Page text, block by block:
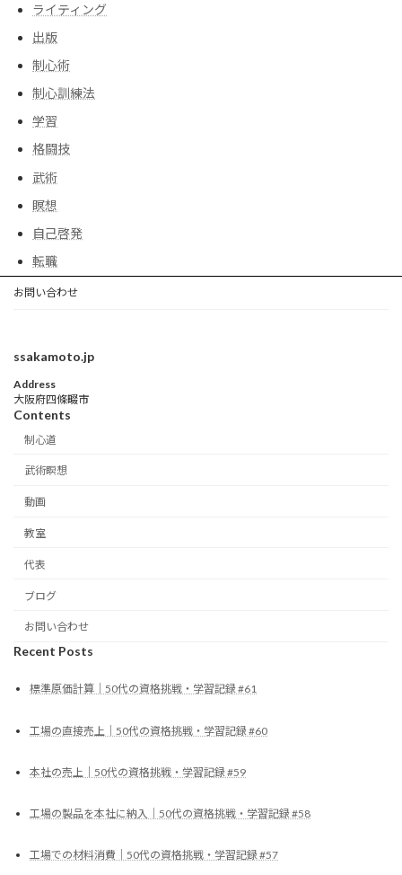
ライティング
出版
制心術
制心訓練法
学習
格闘技
武術
瞑想
自己啓発
転職
お問い合わせ
ssakamoto.jp
Address
大阪府四條畷市
Contents
制心道
武術瞑想
動画
教室
代表
ブログ
お問い合わせ
Recent Posts
標準原価計算｜50代の資格挑戦・学習記録 #61
工場の直接売上｜50代の資格挑戦・学習記録 #60
本社の売上｜50代の資格挑戦・学習記録 #59
工場の製品を本社に納入｜50代の資格挑戦・学習記録 #58
工場での材料消費｜50代の資格挑戦・学習記録 #57